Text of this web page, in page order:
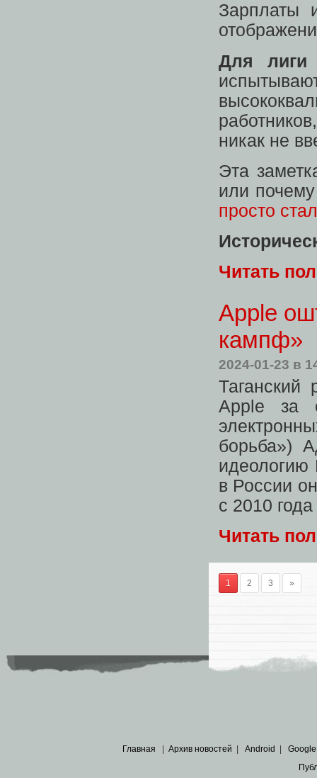
Зарплаты
Для лиги
никак не
Эта
или
просто
Читать
Apple
кампф»
2024-01-23 в
Apple за
борьба»)
идеологию
в России
с 2010
Читать
1 2 3 »
Главная Архив новостей Android Google